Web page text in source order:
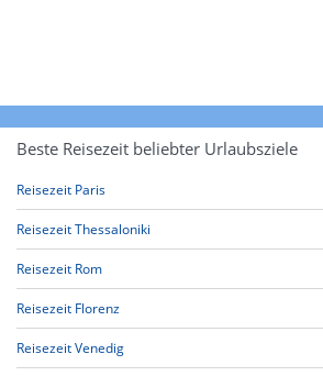
Beste Reisezeit beliebter Urlaubsziele
Reisezeit Paris
Reisezeit Thessaloniki
Reisezeit Rom
Reisezeit Florenz
Reisezeit Venedig